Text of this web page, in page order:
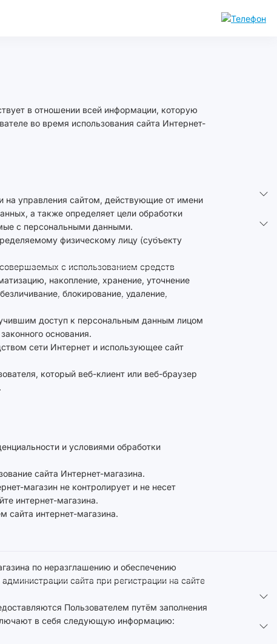
в отношении всей информации, которую
во время использования сайта Интернет-
на управления сайтом, действующие от имени
а также определяет цели обработки
с персональными данными.
физическому лицу (субъекту
с использованием средств
накопление, хранение, уточнение
блокирование, удаление,
доступ к персональным данным лицом
основания.
сети Интернет и использующее сайт
который веб-клиент или веб-браузер
и условиями обработки
сайта Интернет-магазина.
магазин не контролирует и не несет
интернет-магазина.
сайта интернет-магазина.
по неразглашению и обеспечению
сайта при регистрации на сайте
Пользователем путём заполнения
в себя следующую информацию: